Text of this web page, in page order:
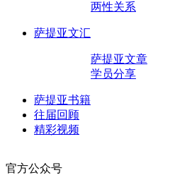
两性关系
萨提亚文汇
萨提亚文章
学员分享
萨提亚书籍
往届回顾
精彩视频
官方公众号